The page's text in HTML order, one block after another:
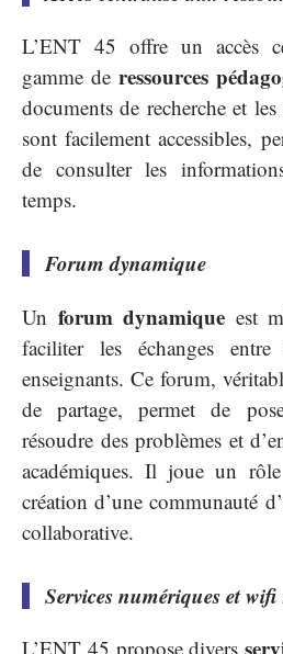
L’ENT 45 offre un accès
gamme de ressources
documents de recherche et
sont facilement accessibles,
de consulter les
temps.
Forum dynamique
Un forum dynamique est
faciliter les échanges
enseignants. Ce forum,
de partage, permet de
résoudre des problèmes et
académiques. Il joue un
création d’une communauté
collaborative.
Services numériques et wifi
L’ENT 45 propose divers